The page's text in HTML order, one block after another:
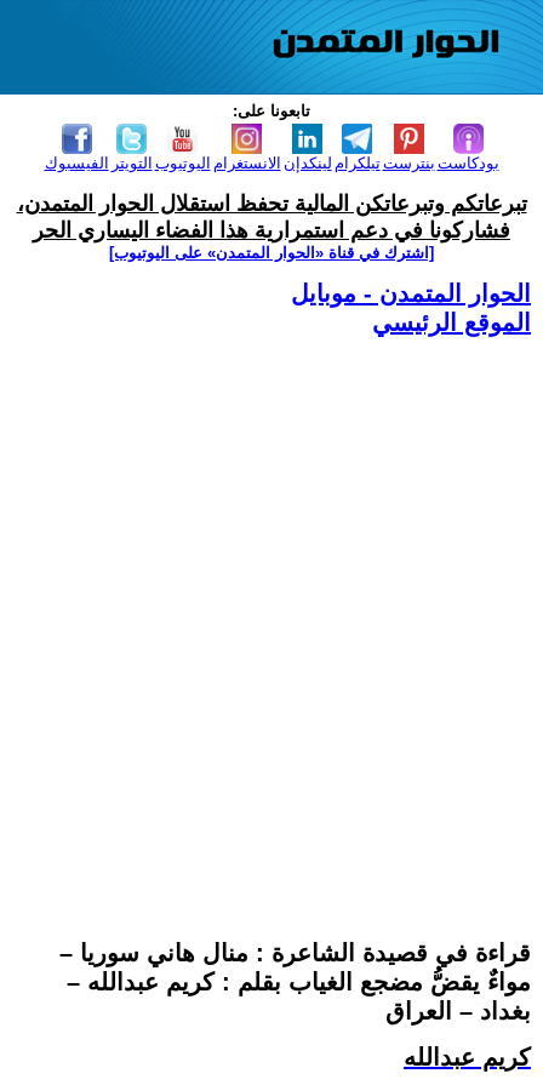
تابعونا على:
الفيسبوك التويتر اليوتيوب الانستغرام لينكدإن تيلكرامبنترست بودكاست
تبرعاتكم وتبرعاتكن المالية تحفظ استقلال الحوار المتمدن،
فشاركونا في دعم استمرارية هذا الفضاء اليساري الحر
[اشترك في قناة ‫«الحوار المتمدن» على اليوتيوب]
الحوار المتمدن - موبايل
الموقع الرئيسي
قراءة في قصيدة الشاعرة : منال هاني سوريا –
مواءٌ يقضُّ مضجع الغياب بقلم : كريم عبدالله –
بغداد – العراق
كريم عبدالله